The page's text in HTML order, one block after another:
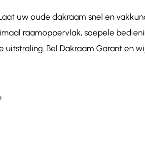
uw oude dakraam snel en
raamoppervlak, soepele
Bel Dakraam Garant en